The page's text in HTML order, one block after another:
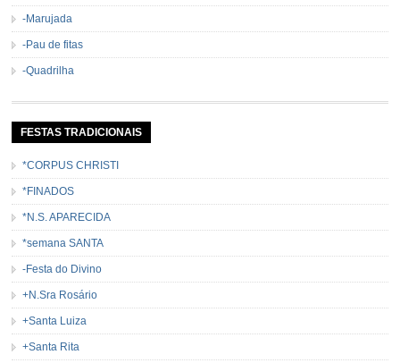
-Marujada
-Pau de fitas
-Quadrilha
FESTAS TRADICIONAIS
*CORPUS CHRISTI
*FINADOS
*N.S. APARECIDA
*semana SANTA
-Festa do Divino
+N.Sra Rosário
+Santa Luiza
+Santa Rita